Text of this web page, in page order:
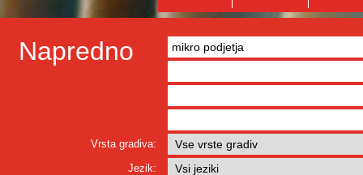
Napredno
Vrsta gradiva:
Jezik: